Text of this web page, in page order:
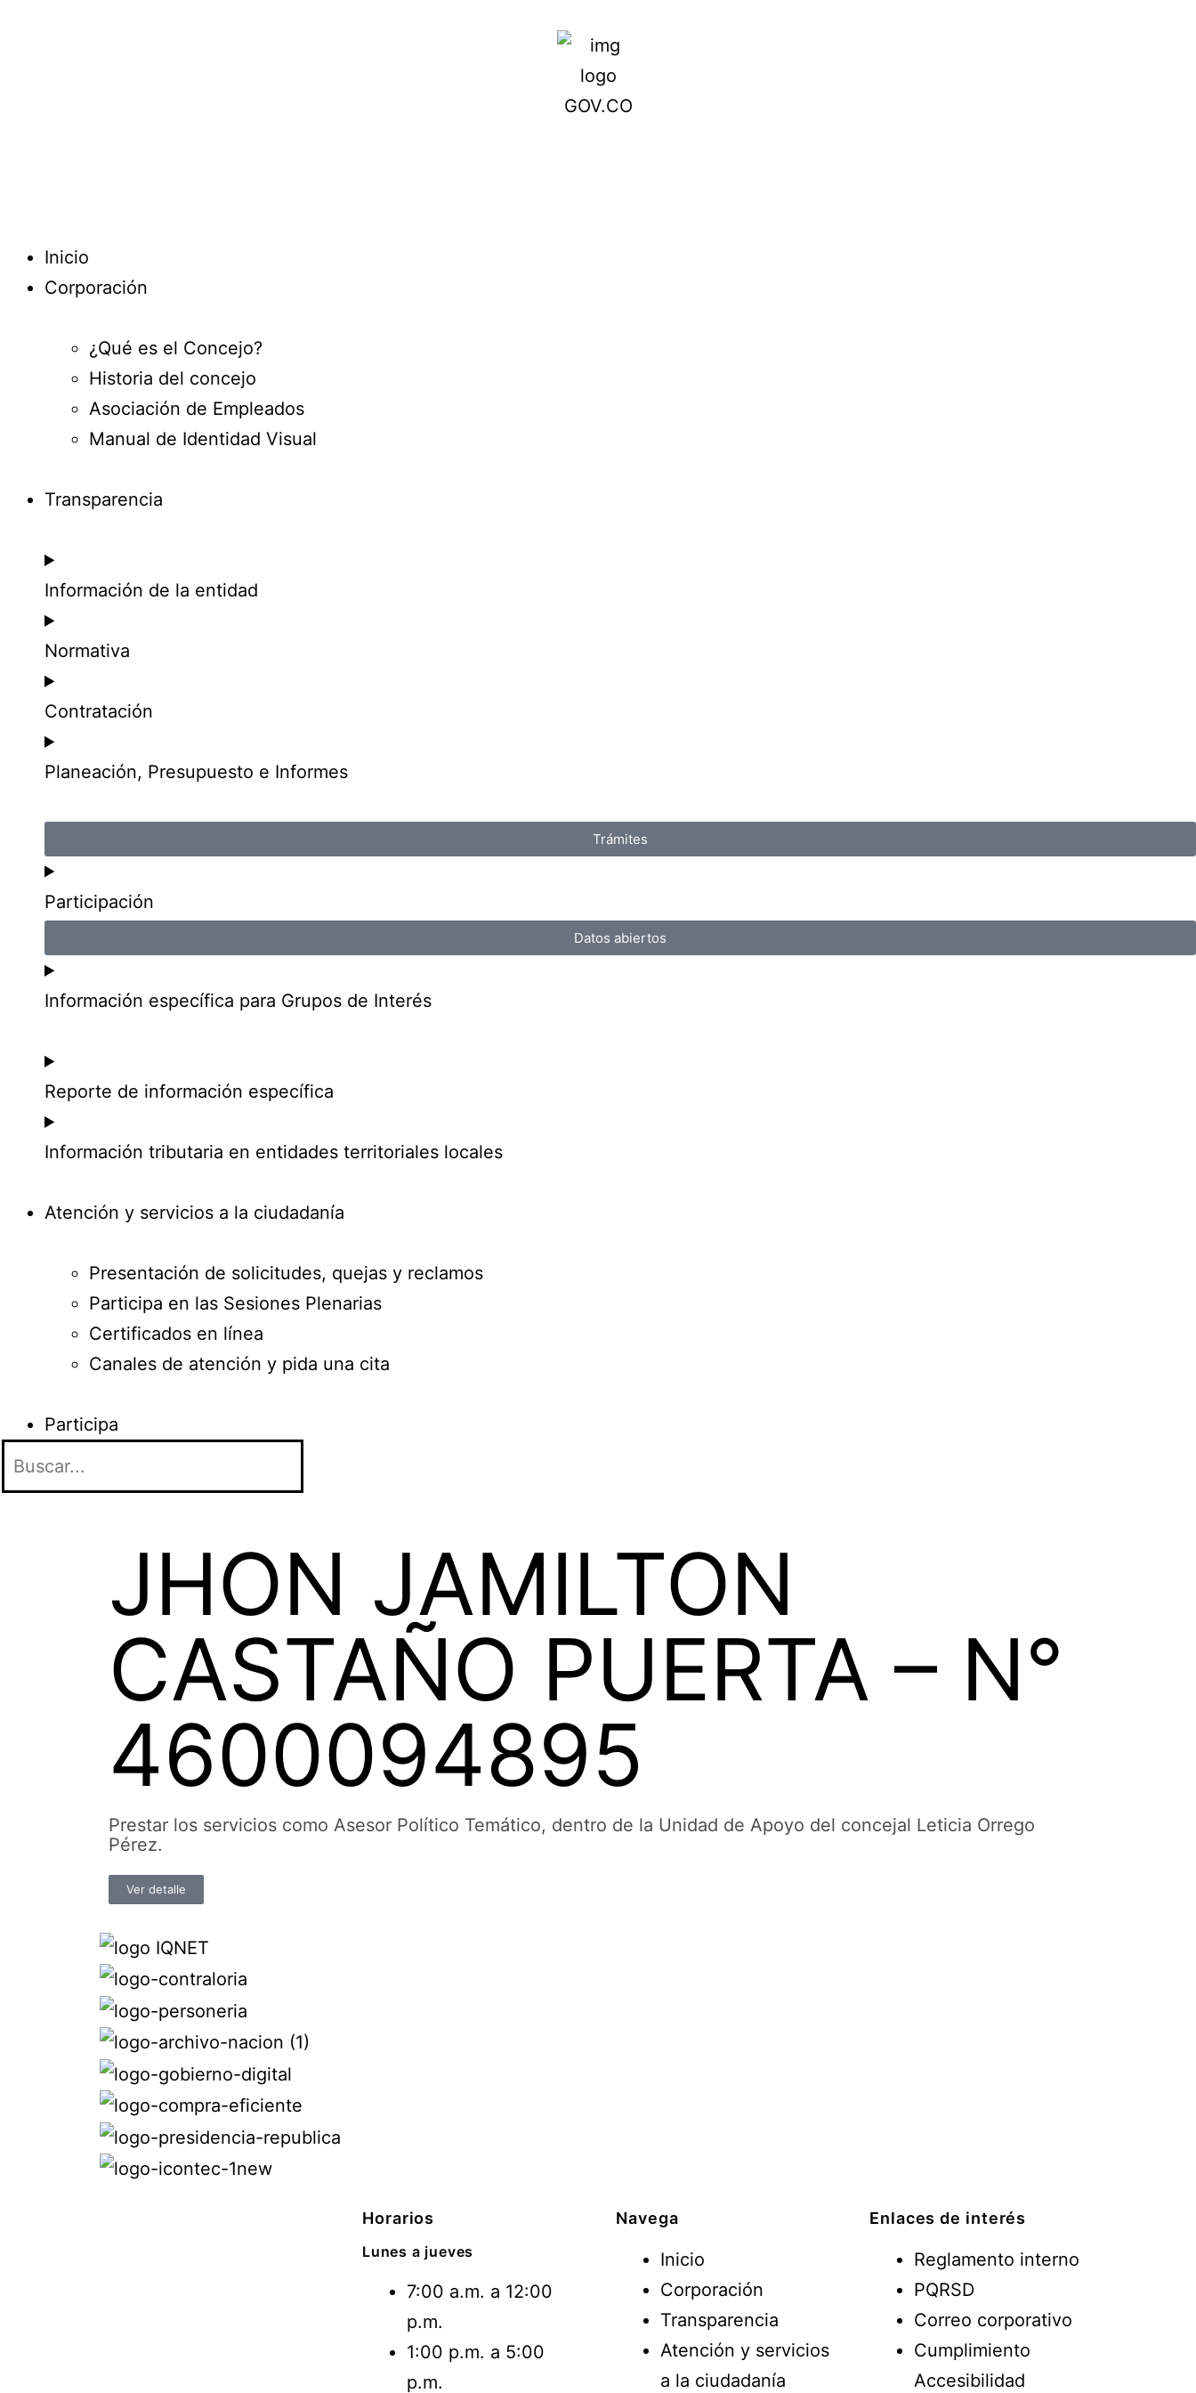
Inicio
Corporación
¿Qué es el Concejo?
Historia del concejo
Asociación de Empleados
Manual de Identidad Visual
Transparencia
Información de la entidad
Normativa
Contratación
Planeación, Presupuesto e Informes
Trámites
Participación
Datos abiertos
Información específica para Grupos de Interés
Reporte de información específica
Información tributaria en entidades territoriales locales
Atención y servicios a la ciudadanía
Presentación de solicitudes, quejas y reclamos
Participa en las Sesiones Plenarias
Certificados en línea
Canales de atención y pida una cita
Participa
JHON JAMILTON
CASTAÑO PUERTA – N°
4600094895
Prestar los servicios como Asesor Político Temático, dentro de la Unidad de Apoyo del concejal Leticia Orrego
Pérez.
Ver detalle
Horarios
Lunes a jueves
7:00 a.m. a 12:00
p.m.
1:00 p.m. a 5:00
p.m.
Navega
Inicio
Corporación
Transparencia
Atención y servicios
a la ciudadanía
Enlaces de interés
Reglamento interno
PQRSD
Correo corporativo
Cumplimiento
Accesibilidad